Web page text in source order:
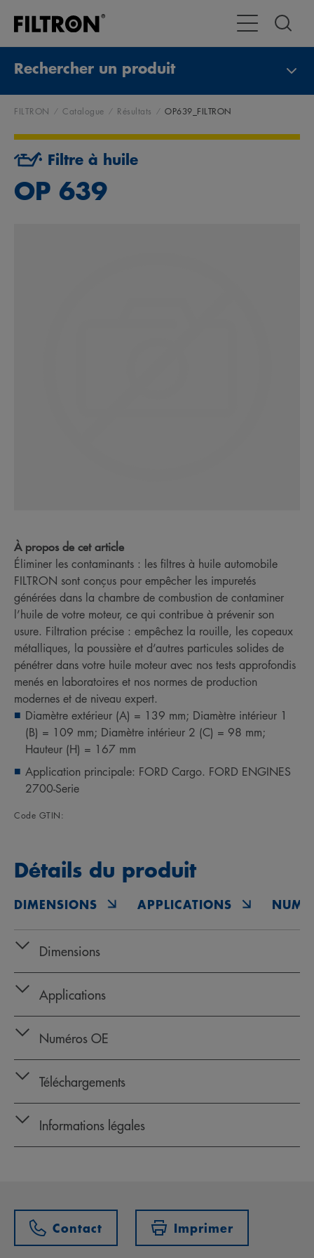
Toggle
Rechercher un produit
FILTRON Catalogue Résultats OP639_FILTRON
Filtre à huile
OP 639
À propos de cet article
Éliminer les contaminants : les filtres à huile automobile
FILTRON sont conçus pour empêcher les impuretés
générées dans la chambre de combustion de contaminer
l’huile de votre moteur, ce qui contribue à prévenir son
usure. Filtration précise : empêchez la rouille, les copeaux
métalliques, la poussière et d’autres particules solides de
pénétrer dans votre huile moteur avec nos tests approfondis
menés en laboratoires et nos normes de production
modernes et de niveau expert.
Diamètre extérieur (A) = 139 mm; Diamètre intérieur 1
(B) = 109 mm; Diamètre intérieur 2 (C) = 98 mm;
Hauteur (H) = 167 mm
Application principale: FORD Cargo. FORD ENGINES
2700-Serie
Code GTIN:
Détails du produit
DIMENSIONS APPLICATIONS
Dimensions
Applications
Numéros OE
Téléchargements
Informations légales
Contact Imprimer